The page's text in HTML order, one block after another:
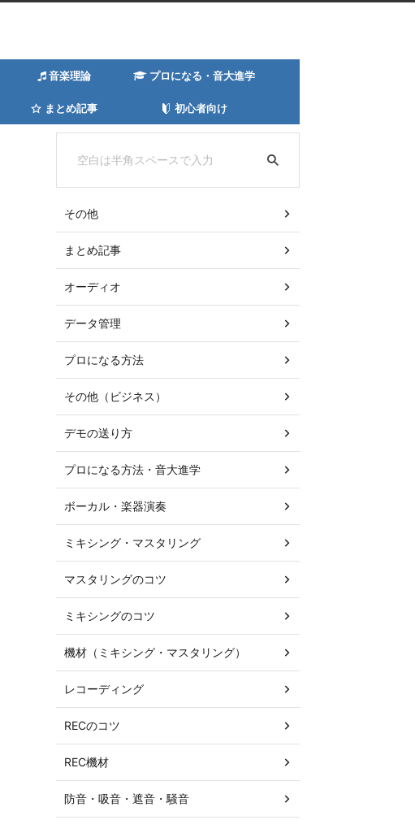
音楽理論 プロになる・音大進学
まとめ記事 初心者向け
その他
まとめ記事
オーディオ
データ管理
プロになる方法
その他（ビジネス）
デモの送り方
プロになる方法・音大進学
ボーカル・楽器演奏
ミキシング・マスタリング
マスタリングのコツ
ミキシングのコツ
機材（ミキシング・マスタリング）
レコーディング
RECのコツ
REC機材
防音・吸音・遮音・騒音